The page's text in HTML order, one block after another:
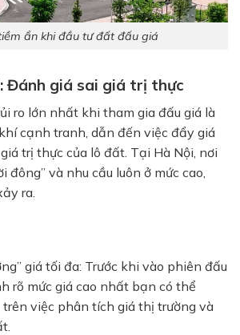
ẩn khi đầu tư đất đấu giá
Đánh giá sai giá trị thực
ro lớn nhất khi tham gia đấu giá là
cạnh tranh, dẫn đến việc đẩy giá
trị thực của lô đất. Tại Hà Nội, nơi
đông” và nhu cầu luôn ở mức cao,
ra.
giá tối đa: Trước khi vào phiên đấu
rõ mức giá cao nhất bạn có thể
việc phân tích giá thị trường và